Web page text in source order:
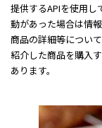
提供するAPIを使用し
動があった場合は情
商品の詳細等につい
紹介した商品を購入
あります。